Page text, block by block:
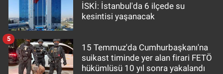
İSKİ: İstanbul'da 6 ilçede su
kesintisi yaşanacak
15 Temmuz'da Cumhurbaşkanı'na
suikast timinde yer alan firari FETÖ
hükümlüsü 10 yıl sonra yakalandı
5